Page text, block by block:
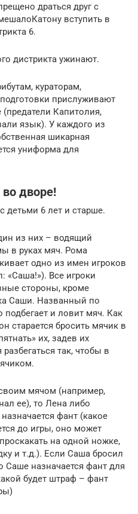
драться друг с
вступить в
6.
дистрикта ужинают.
кураторам,
прислуживают
Капитолия,
язык). У каждого из
шикарная
униформа для
дворе!
детьми 6 лет и старше.
из них – водящий
в руках мяч. Рома
одно из имен игроков
«Саша!»). Все игроки
стороны, кроме
Саши. Названный по
и ловит мяч. Как
старается бросить мячик в
их, задев их
так, чтобы в
мячом (например,
ее), то Лена либо
фант (какое
до игры, оно может
на одной ножке,
и т.д.). Если Саша бросил
Саше назначается фант для
будет штраф – фант